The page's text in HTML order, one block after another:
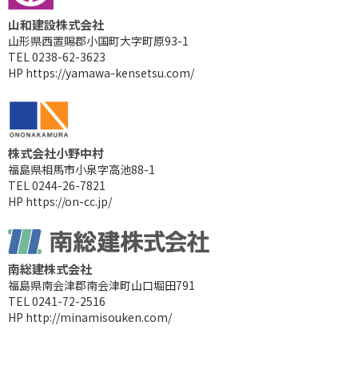
山和建設株式会社
山形県西置賜郡小国町大字町原93-1
TEL 0238-62-3623
HP https://yamawa-kensetsu.com/
株式会社小野中村
福島県相馬市小泉字高池88-1
TEL 0244-26-7821
HP https://on-cc.jp/
南総建株式会社
福島県南会津郡南会津町山口堀田791
TEL 0241-72-2516
HP http://minamisouken.com/